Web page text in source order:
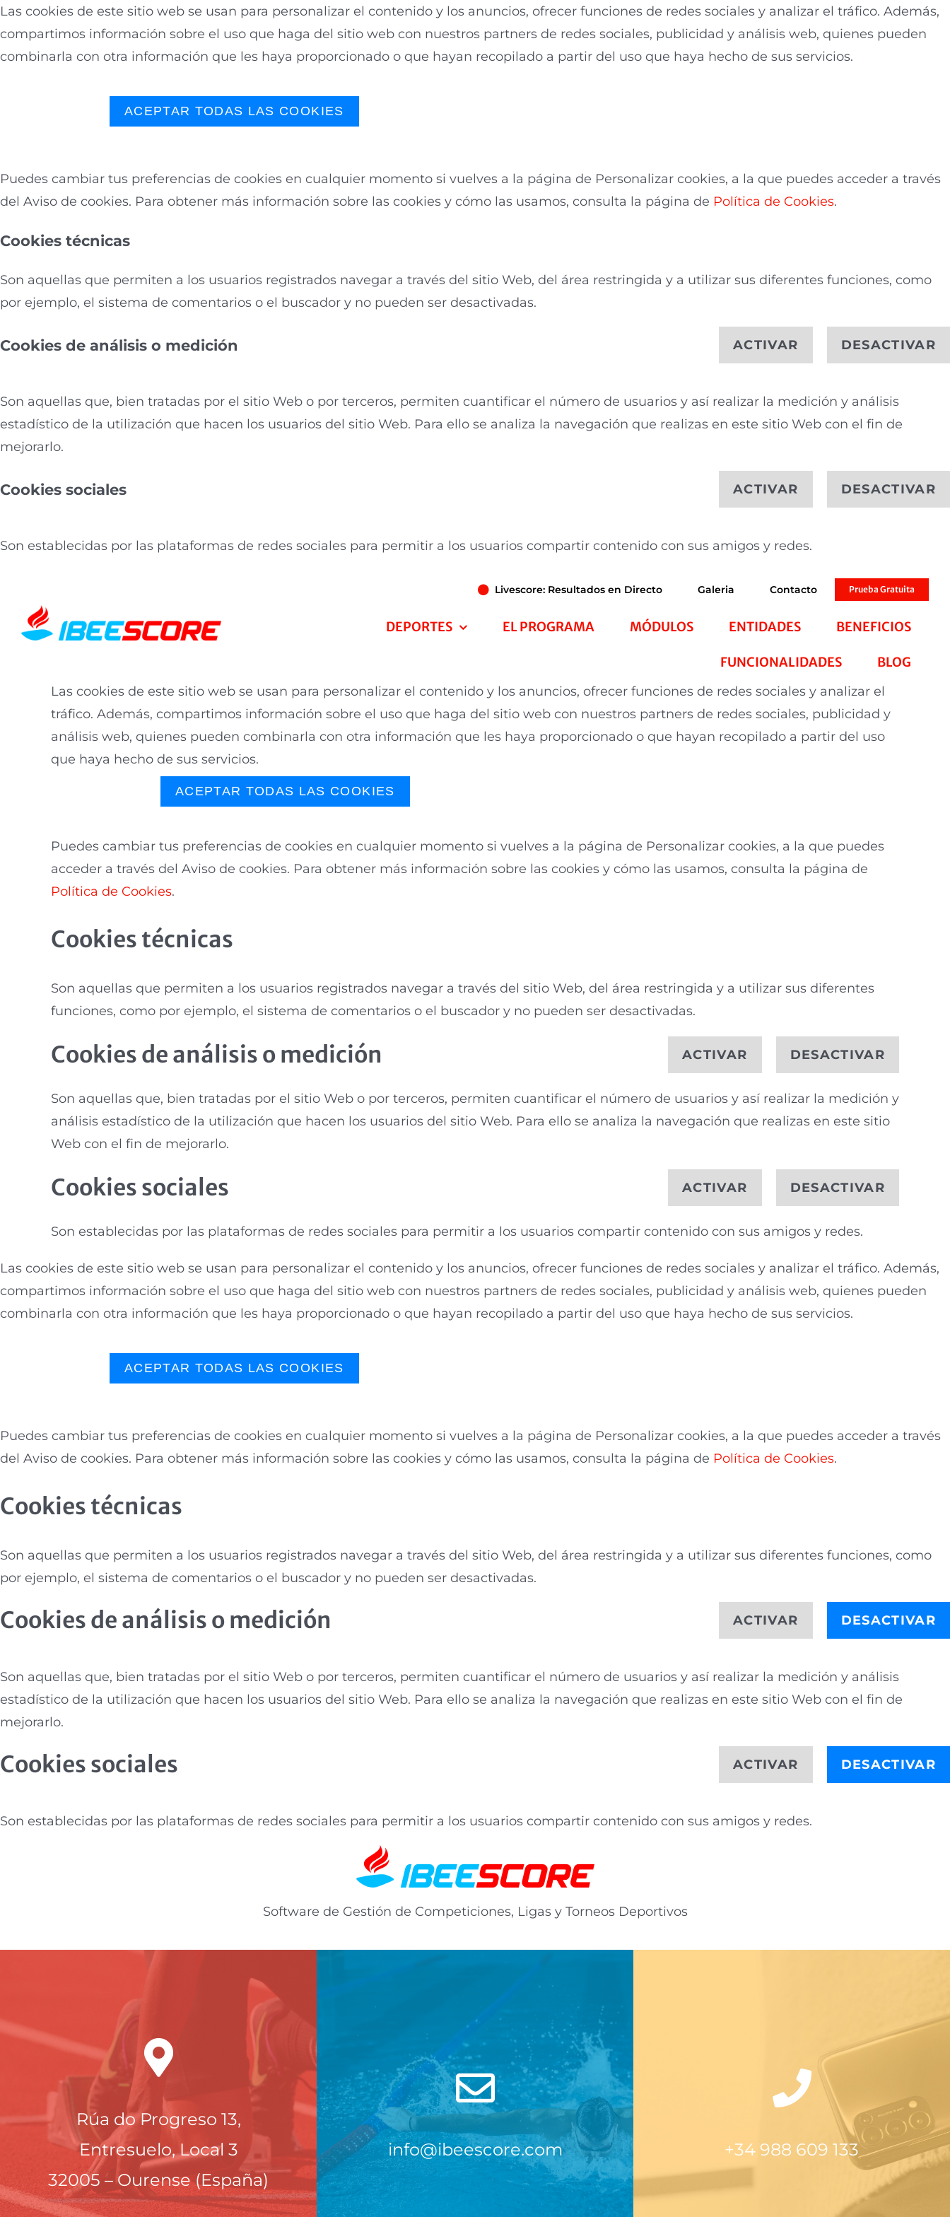
Saltar
al
contenido
Las cookies de este sitio web se usan para personalizar el contenido y los anuncios, ofrecer funciones de redes sociales y analizar el tráfico. Además,
compartimos información sobre el uso que haga del sitio web con nuestros partners de redes sociales, publicidad y análisis web, quienes pueden
combinarla con otra información que les haya proporcionado o que hayan recopilado a partir del uso que haya hecho de sus servicios.
ACEPTAR TODAS LAS COOKIES
Puedes cambiar tus preferencias de cookies en cualquier momento si vuelves a la página de Personalizar cookies, a la que puedes acceder a través
del Aviso de cookies. Para obtener más información sobre las cookies y cómo las usamos, consulta la página de Política de Cookies.
Cookies técnicas
Son aquellas que permiten a los usuarios registrados navegar a través del sitio Web, del área restringida y a utilizar sus diferentes funciones, como
por ejemplo, el sistema de comentarios o el buscador y no pueden ser desactivadas.
Cookies de análisis o medición ACTIVAR DESACTIVAR
Son aquellas que, bien tratadas por el sitio Web o por terceros, permiten cuantificar el número de usuarios y así realizar la medición y análisis
estadístico de la utilización que hacen los usuarios del sitio Web. Para ello se analiza la navegación que realizas en este sitio Web con el fin de
mejorarlo.
Cookies sociales ACTIVAR DESACTIVAR
Son establecidas por las plataformas de redes sociales para permitir a los usuarios compartir contenido con sus amigos y redes.
Livescore: Resultados en Directo Galeria Contacto Prueba Gratuita
DEPORTES EL PROGRAMA MÓDULOS ENTIDADES BENEFICIOS
FUNCIONALIDADES BLOG
Las cookies de este sitio web se usan para personalizar el contenido y los anuncios, ofrecer funciones de redes sociales y analizar el
tráfico. Además, compartimos información sobre el uso que haga del sitio web con nuestros partners de redes sociales, publicidad y
análisis web, quienes pueden combinarla con otra información que les haya proporcionado o que hayan recopilado a partir del uso
que haya hecho de sus servicios.
ACEPTAR TODAS LAS COOKIES
Puedes cambiar tus preferencias de cookies en cualquier momento si vuelves a la página de Personalizar cookies, a la que puedes
acceder a través del Aviso de cookies. Para obtener más información sobre las cookies y cómo las usamos, consulta la página de
Política de Cookies.
Cookies técnicas
Son aquellas que permiten a los usuarios registrados navegar a través del sitio Web, del área restringida y a utilizar sus diferentes
funciones, como por ejemplo, el sistema de comentarios o el buscador y no pueden ser desactivadas.
Cookies de análisis o medición ACTIVAR DESACTIVAR
Son aquellas que, bien tratadas por el sitio Web o por terceros, permiten cuantificar el número de usuarios y así realizar la medición y
análisis estadístico de la utilización que hacen los usuarios del sitio Web. Para ello se analiza la navegación que realizas en este sitio
Web con el fin de mejorarlo.
Cookies sociales ACTIVAR DESACTIVAR
Son establecidas por las plataformas de redes sociales para permitir a los usuarios compartir contenido con sus amigos y redes.
Las cookies de este sitio web se usan para personalizar el contenido y los anuncios, ofrecer funciones de redes sociales y analizar el tráfico. Además,
compartimos información sobre el uso que haga del sitio web con nuestros partners de redes sociales, publicidad y análisis web, quienes pueden
combinarla con otra información que les haya proporcionado o que hayan recopilado a partir del uso que haya hecho de sus servicios.
ACEPTAR TODAS LAS COOKIES
Puedes cambiar tus preferencias de cookies en cualquier momento si vuelves a la página de Personalizar cookies, a la que puedes acceder a través
del Aviso de cookies. Para obtener más información sobre las cookies y cómo las usamos, consulta la página de Política de Cookies.
Cookies técnicas
Son aquellas que permiten a los usuarios registrados navegar a través del sitio Web, del área restringida y a utilizar sus diferentes funciones, como
por ejemplo, el sistema de comentarios o el buscador y no pueden ser desactivadas.
Cookies de análisis o medición ACTIVAR DESACTIVAR
Son aquellas que, bien tratadas por el sitio Web o por terceros, permiten cuantificar el número de usuarios y así realizar la medición y análisis
estadístico de la utilización que hacen los usuarios del sitio Web. Para ello se analiza la navegación que realizas en este sitio Web con el fin de
mejorarlo.
Cookies sociales ACTIVAR DESACTIVAR
Son establecidas por las plataformas de redes sociales para permitir a los usuarios compartir contenido con sus amigos y redes.
Software de Gestión de Competiciones, Ligas y Torneos Deportivos
Rúa do Progreso 13,
Entresuelo, Local 3
32005 – Ourense (España)
info@ibeescore.com +34 988 609 133